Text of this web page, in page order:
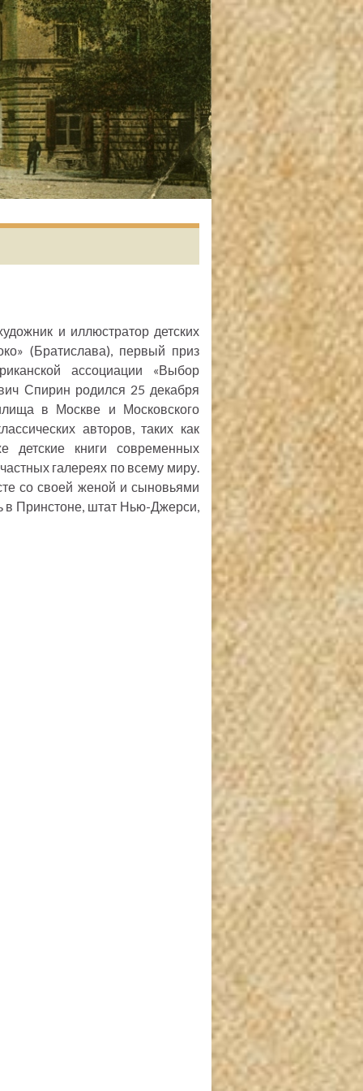
и иллюстратор детских
(Братислава), первый приз
ассоциации «Выбор
Спирин родился 25 декабря
в Москве и Московского
авторов, таких как
книги современных
галереях по всему миру.
со своей женой и сыновьями
в Принстоне, штат Нью-Джерси,